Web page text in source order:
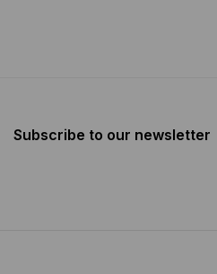
Subscribe to our newsletter